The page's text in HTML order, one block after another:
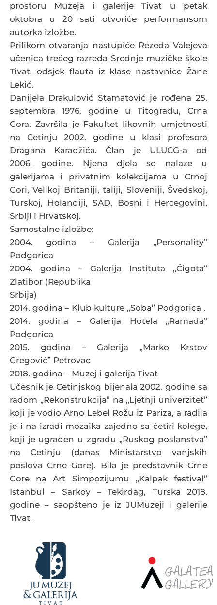
prostoru Muzeja i galerije Tivat u petak
oktobra u 20 sati otvoriće performansom
autorka izložbe.
Prilikom otvaranja nastupiće Rezeda Valejeva
učenica trećeg razreda Srednje muzičke škole
Tivat, odsjek flauta iz klase nastavnice Žane
Lekić.
Danijela Drakulović Stamatović je rođena 25.
septembra 1976. godine u Titogradu, Crna
Gora. Završila je Fakultet likovnih umjetnosti
na Cetinju 2002. godine u klasi profesora
Dragana Karadžića. Član je ULUCG-a od
2006. godine. Njena djela se nalaze u
galerijama i privatnim kolekcijama u Crnoj
Gori, Velikoj Britaniji, taliji, Sloveniji, Švedskoj,
Turskoj, Holandiji, SAD, Bosni i Hercegovini,
Srbiji i Hrvatskoj.
Samostalne izložbe:
2004. godina – Galerija „Personality”
Podgorica
2004. godina – Galerija Instituta „Čigota”
Zlatibor (Republika
Srbija)
2014. godina – Klub kulture „Soba” Podgorica .
2014. godina – Galerija Hotela „Ramada”
Podgorica
2015. godina – Galerija „Marko Krstov
Gregović” Petrovac
2018. godina – Muzej i galerija Tivat
Učesnik je Cetinjskog bijenala 2002. godine sa
radom „Rekonstrukcija” na „Ljetnji univerzitet”
koji je vodio Arno Lebel Rožu iz Pariza, a radila
je i na izradi mozaika zajedno sa četiri kolege,
koji je ugrađen u zgradu „Ruskog poslanstva”
na Cetinju (danas Ministarstvo vanjskih
poslova Crne Gore). Bila je predstavnik Crne
Gore na Art Simpozijumu „Kalpak festival”
Istanbul – Sarkoy – Tekirdag, Turska 2018.
godine – saopšteno je iz JUMuzeji i galerije
Tivat.